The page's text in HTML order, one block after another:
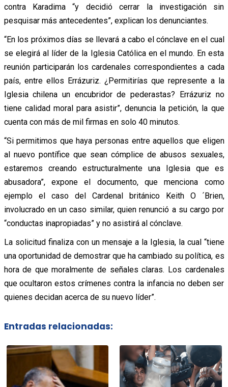
contra Karadima “y decidió cerrar la investigación sin
pesquisar más antecedentes”, explican los denunciantes.
“En los próximos días se llevará a cabo el cónclave en el cual
se elegirá al líder de la Iglesia Católica en el mundo. En esta
reunión participarán los cardenales correspondientes a cada
país, entre ellos Errázuriz. ¿Permitirías que represente a la
Iglesia chilena un encubridor de pederastas? Errázuriz no
tiene calidad moral para asistir”, denuncia la petición, la que
cuenta con más de mil firmas en solo 40 minutos.
“Si permitimos que haya personas entre aquellos que eligen
al nuevo pontífice que sean cómplice de abusos sexuales,
estaremos creando estructuralmente una Iglesia que es
abusadora”, expone el documento, que menciona como
ejemplo el caso del Cardenal británico Keith O ´Brien,
involucrado en un caso similar, quien renunció a su cargo por
“conductas inapropiadas” y no asistirá al cónclave.
La solicitud finaliza con un mensaje a la Iglesia, la cual “tiene
una oportunidad de demostrar que ha cambiado su política, es
hora de que moralmente de señales claras. Los cardenales
que ocultaron estos crímenes contra la infancia no deben ser
quienes decidan acerca de su nuevo líder”.
Entradas relacionadas: